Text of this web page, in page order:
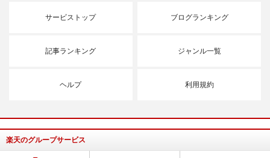
サービストップ ブログランキング
記事ランキング ジャンル一覧
ヘルプ 利用規約
楽天のグループサービス